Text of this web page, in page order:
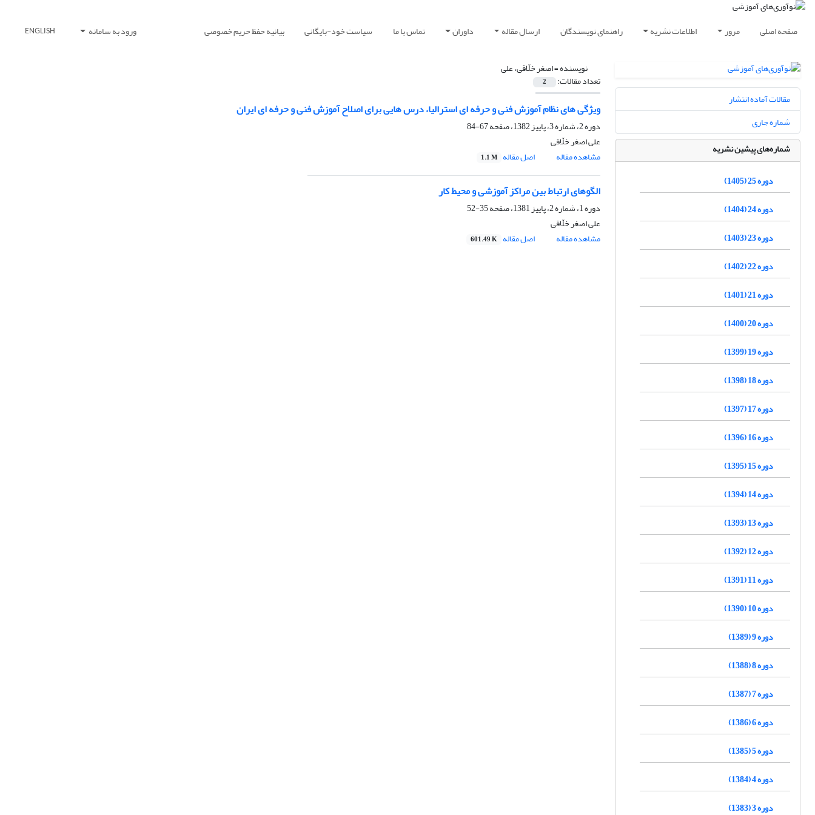
صفحه اصلی مرور اطلاعات نشریه راهنمای نویسندگان ارسال مقاله داوران تماس با ما سیاست خود-بایگانی بیانیه حفظ حریم خصوصی ورود به سامانه ENGLISH
نویسنده =اصغر خلّاقی، علی
تعداد مقالات: 2
ویژگی های نظام آموزش فنی و حرفه ای استرالیا، درس هایی برای اصلاح آموزش فنی و حرفه ای ایران
دوره 2، شماره 3، پاییز 1382، صفحه
67-84
علی اصغر خلّاقی
مشاهده مقاله
اصل مقاله 1.1 M
الگوهای ارتباط بین مراکز آموزشی و محیط کار
دوره 1، شماره 2، پاییز 1381، صفحه
35-52
علی اصغر خلّاقی
مشاهده مقاله
اصل مقاله 601.49 K
مقالات آماده انتشار
شماره جاری
شماره‌های پیشین نشریه
دوره 25 (1405)
دوره 24 (1404)
دوره 23 (1403)
دوره 22 (1402)
دوره 21 (1401)
دوره 20 (1400)
دوره 19 (1399)
دوره 18 (1398)
دوره 17 (1397)
دوره 16 (1396)
دوره 15 (1395)
دوره 14 (1394)
دوره 13 (1393)
دوره 12 (1392)
دوره 11 (1391)
دوره 10 (1390)
دوره 9 (1389)
دوره 8 (1388)
دوره 7 (1387)
دوره 6 (1386)
دوره 5 (1385)
دوره 4 (1384)
دوره 3 (1383)